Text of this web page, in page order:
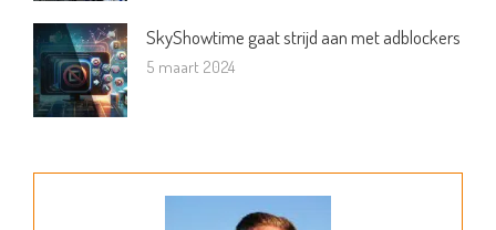
SkyShowtime gaat strijd aan met adblockers
5 maart 2024